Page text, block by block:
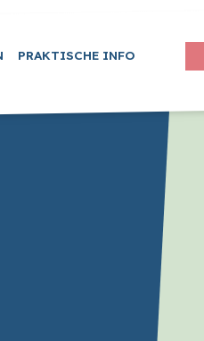
PRAKTISCHE INFO